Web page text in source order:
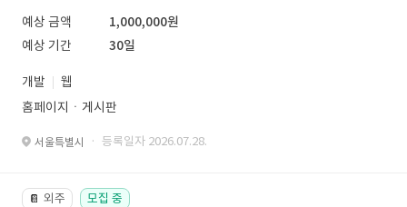
예상 금액
1,000,000원
예상 기간
30일
개발
웹
홈페이지ㆍ게시판
서울특별시 · 등록일자 2026.07.28.
📔 외주 모집 중